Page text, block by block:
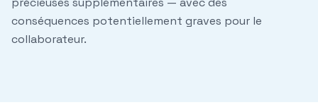
conséquences potentiellement graves pour le
collaborateur.